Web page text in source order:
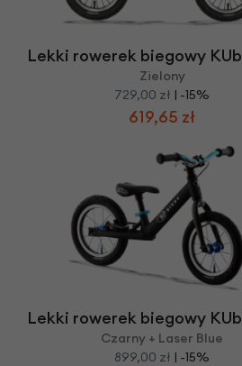
Lekki rowerek biegowy
Zielony
729,00 zł | -15%
619,65 zł
Lekki rowerek biegowy
Czarny + Laser Blue
899,00 zł | -15%